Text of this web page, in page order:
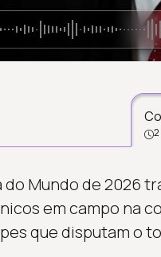
Mundo de 2026
em campo na
que disputam o